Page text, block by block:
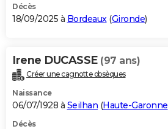
Décès
18/09/2025 à Bordeaux(Gironde)
Irene DUCASSE (97 ans)
Créer une cagnotte obsèques
Naissance
06/07/1928 à Seilhan (Haute-Garonne
Décès